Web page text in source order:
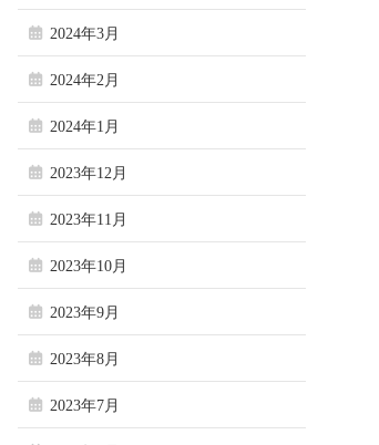
2024年3月
2024年2月
2024年1月
2023年12月
2023年11月
2023年10月
2023年9月
2023年8月
2023年7月